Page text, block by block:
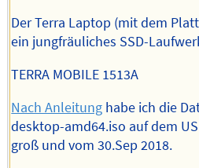
Der Terra Laptop (mit dem
ein jungfräuliches SSD-
TERRA MOBILE 1513A
Nach Anleitung habe ich die
desktop-amd64.iso auf dem
groß und vom 30.Sep 2018.